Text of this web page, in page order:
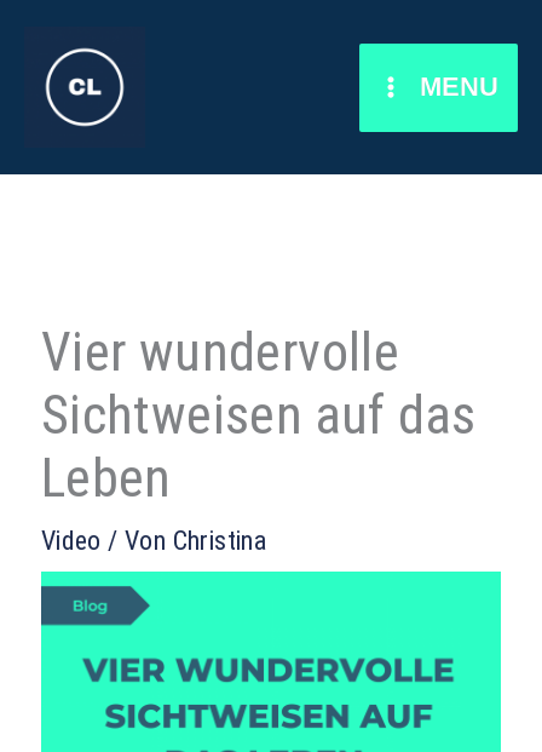
Inhalt
springen
MENU
Vier wundervolle
Sichtweisen auf das
Leben
Video / Von Christina